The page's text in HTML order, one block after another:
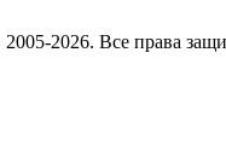
2005-2026. Все права